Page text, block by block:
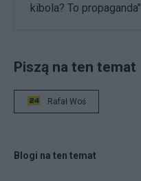
kibola? To propaganda"
Piszą na ten temat
Rafał Woś
Blogi na ten temat